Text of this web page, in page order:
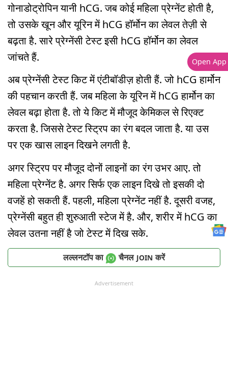
गोनाडोट्रोपिन यानी hCG. जब कोई महिला प्रेग्नेंट होती है,
तो उसके खून और यूरिन में hCG हॉर्मोन का लेवल तेज़ी से
बढ़ता है. सारे प्रेग्नेंसी टेस्ट इसी hCG हॉर्मोन का लेवल
जांचते हैं.
अब प्रेग्नेंसी टेस्ट किट में एंटीबॉडीज़ होती हैं. जो hCG हार्मोन
की पहचान करती हैं. जब महिला के यूरिन में hCG हार्मोन का
लेवल बढ़ा होता है. तो ये किट में मौजूद केमिकल से रिएक्ट
करता है. जिससे टेस्ट स्ट्रिप का रंग बदल जाता है. या उस
पर एक खास लाइन दिखने लगती है.
अगर स्ट्रिप पर मौजूद दोनों लाइनों का रंग उभर आए. तो
महिला प्रेग्नेंट है. अगर सिर्फ एक लाइन दिखे तो इसकी दो
वजहें हो सकती हैं. पहली, महिला प्रेग्नेंट नहीं है. दूसरी वजह,
प्रेग्नेंसी बहुत ही शुरुआती स्टेज में है. और, शरीर में hCG का
लेवल उतना नहीं है जो टेस्ट में दिख सके.
लल्लनटॉप का चैनल JOIN करें
Advertisement
Open App